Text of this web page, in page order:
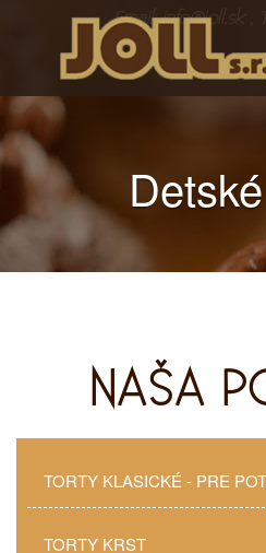
Email: info@joll.sk ,
NAŠA
TORTY KLASICKÉ - PRE
TORTY KRST